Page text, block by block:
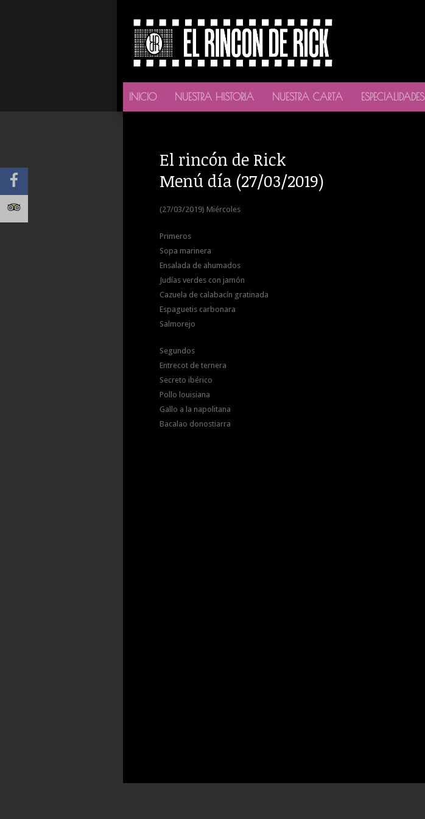
INICIO NUESTRA HISTORIA NUESTRA CARTA ESPECIALIDADES
El rincón de Rick
Menú día (27/03/2019)
(27/03/2019) Miércoles
Primeros
Sopa marinera
Ensalada de ahumados
Judías verdes con jamón
Cazuela de calabacín gratinada
Espaguetis carbonara
Salmorejo
Segundos
Entrecot de ternera
Secreto ibérico
Pollo louisiana
Gallo a la napolitana
Bacalao donostiarra